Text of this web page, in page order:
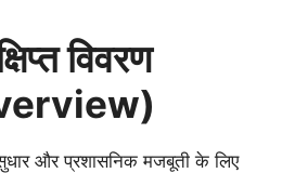
विवरण
और प्रशासनिक मजबूती के लिए